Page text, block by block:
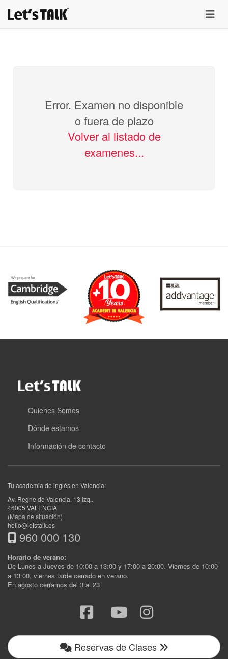
menu
Error. Examen no disponible
o fuera de plazo
Volver al listado de
examenes...
Quienes Somos
Dónde estamos
Información de contacto
Tu academia de inglés en Valencia:
Av. Regne de Valencia, 13 izq..
46005 VALENCIA
(Mapa de situación)
hello@letstalk.es
960 000 130
Horario de verano:
De Lunes a Jueves de 10:00 a 13:00 y 17:00 a 20:00. Viernes de 10:00
a 13:00, viernes tarde cerrado en verano.
En agosto cerramos del 3 al 23
Reservas de Clases